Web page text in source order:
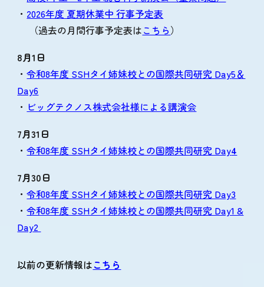
・ 2026年度 夏期休業中 行事予定表
（過去の月間行事予定表はこちら）
8月1日
・令和8年度 SSHタイ姉妹校との国際共同研究 Day5＆
Day6
・ ビッグテクノス株式会社様による講演会
7月31 日
・令和8年度 SSHタイ姉妹校との国際共同研究 Day4
7月30日
・令和8年度 SSHタイ姉妹校との国際共同研究 Day3
・令和8年度 SSHタイ姉妹校との国際共同研究 Day1 &
Day2
以前の更新情報はこちら